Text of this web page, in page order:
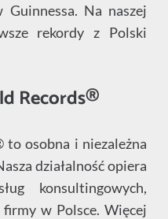
Na naszej
rekordy z Polski
Records®
to osobna i niezależna
działalność opiera
konsultingowych,
w Polsce. Więcej